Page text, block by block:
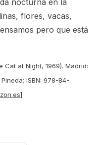
flores, vacas,
pero que está
Cat at Night, 1969). Madrid:
ISBN: 978-84-
]